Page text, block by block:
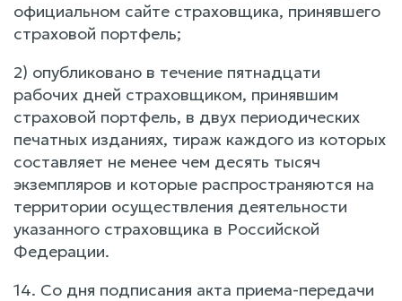
официальном сайте страховщика, принявшего
страховой портфель;
2) опубликовано в течение пятнадцати
рабочих дней страховщиком, принявшим
страховой портфель, в двух периодических
печатных изданиях, тираж каждого из которых
составляет не менее чем десять тысяч
экземпляров и которые распространяются на
территории осуществления деятельности
указанного страховщика в Российской
Федерации.
14. Со дня подписания акта приема-передачи